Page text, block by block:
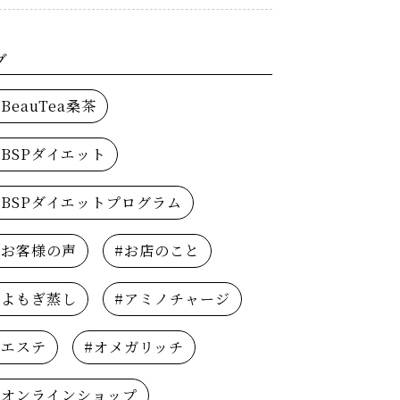
桑茶
ダイエット
ダイエットプログラム
客様の声 #お店のこと
もぎ蒸し #アミノチャージ
ステ #オメガリッチ
ンラインショップ